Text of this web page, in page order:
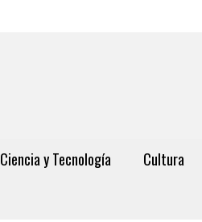
Ciencia y Tecnología Cultura